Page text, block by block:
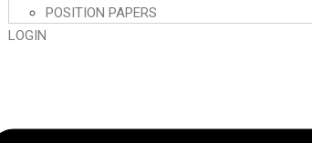
POSITION PAPERS
LOGIN